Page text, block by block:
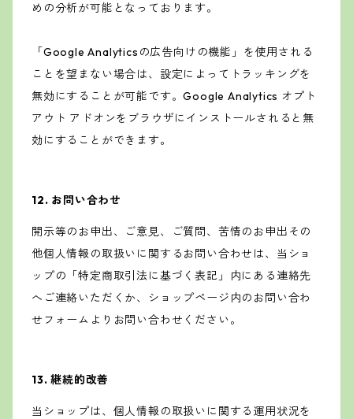
めの分析が可能となっております。
「Google Analyticsの広告向けの機能」を使用される
ことを望まない場合は、設定によってトラッキングを
無効にすることが可能です。Google Analytics オプト
アウト アドオンをブラウザにインストールされると無
効にすることができます。
12. お問い合わせ
開示等のお申出、ご意見、ご質問、苦情のお申出その
他個人情報の取扱いに関するお問い合わせは、当ショ
ップの「特定商取引法に基づく表記」内にある連絡先
へご連絡いただくか、ショップページ内のお問い合わ
せフォームよりお問い合わせください。
13. 継続的改善
当ショップは、個人情報の取扱いに関する運用状況を